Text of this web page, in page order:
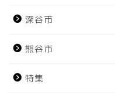
深谷市
熊谷市
特集